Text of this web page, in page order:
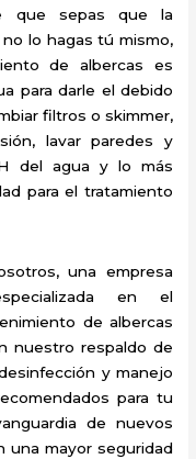
que sepas que la
lo hagas tú mismo,
de albercas es
para darle el debido
filtros o skimmer,
lavar paredes y
del agua y lo más
para el tratamiento
una empresa
en el
de albercas
nuestro respaldo de
y manejo
para tu
de nuevos
una mayor seguridad